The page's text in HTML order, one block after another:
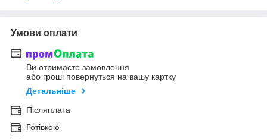
Умови оплати
Ви отримаєте замовлення
або гроші повернуться на вашу картку
Детальніше
Післяплата
Готівкою